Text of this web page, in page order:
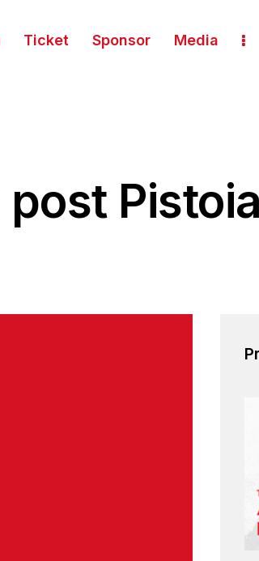
Ticket Sponsor Media